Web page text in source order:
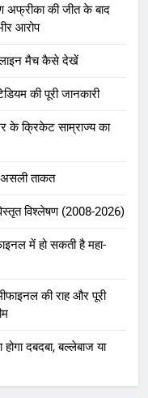
अफ्रीका की जीत के बाद
आरोप
मैच कैसे देखें
की पूरी जानकारी
के क्रिकेट साम्राज्य का
ताकत
विश्लेषण (2008-2026)
में हो सकती है महा-
की राह और पूरी
दबदबा, बल्लेबाज या
2026: 18.5 अरब डॉलर
फ्रेंचाइजी के पीछे की
सबसे असफल टीमें: एक